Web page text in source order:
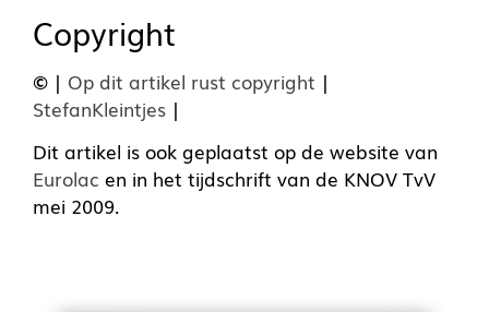
Copyright
© | Op dit artikel rust copyright |
StefanKleintjes |
Dit artikel is ook geplaatst op de website van
Eurolac en in het tijdschrift van de KNOV TvV
mei 2009.